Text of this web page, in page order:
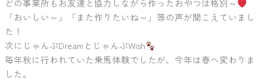
どの事業所もお友達と協力しながら作ったおやつは格別～
「おいしい～」「また作りたいね～」等の声が聞こえていまし
た！
次にじゃんぷDreamとじゃんぷWish
毎年秋に行われていた乗馬体験でしたが、今年は春へ変わりま
した。